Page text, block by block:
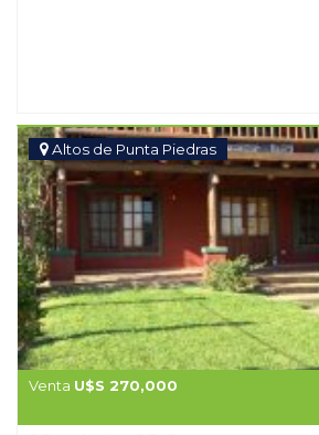
Altos de Punta Piedras
Venta U$S 270,000